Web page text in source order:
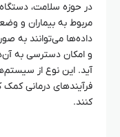
مربوط به بیماران و
داده‌ها می‌توانند به
و امکان دسترسی به
آید. این نوع از
فرآیندهای درمانی کمک
کنند.